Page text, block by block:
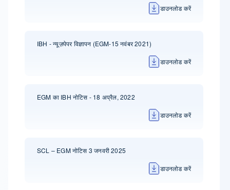
डाउनलोड करें
IBH - न्यूज़पेपर विज्ञापन (EGM-15 नवंबर 2021)
डाउनलोड करें
EGM का IBH नोटिस - 18 अप्रैल, 2022
डाउनलोड करें
SCL – EGM नोटिस 3 जनवरी 2025
डाउनलोड करें